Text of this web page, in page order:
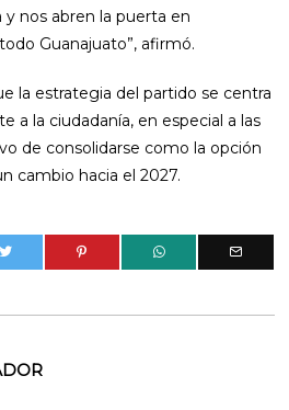
nos abren la puerta en
Guanajuato”, afirmó.
la estrategia del partido se centra
a la ciudadanía, en especial a las
de consolidarse como la opción
cambio hacia el 2027.